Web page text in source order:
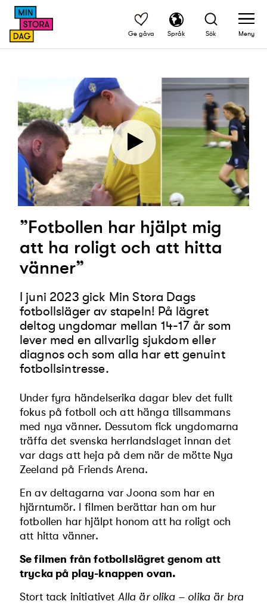
Ge gåva Språk Sök Meny
”Fotbollen har hjälpt mig
att ha roligt och att hitta
vänner”
I juni 2023 gick Min Stora Dags
fotbollsläger av stapeln! På lägret
deltog ungdomar mellan 14-17 år som
lever med en allvarlig sjukdom eller
diagnos och som alla har ett genuint
fotbollsintresse.
Under fyra händelserika dagar blev det fullt
fokus på fotboll och att hänga tillsammans
med nya vänner. Dessutom fick ungdomarna
träffa det svenska herrlandslaget innan det
var dags att heja på dem när de mötte Nya
Zeeland på Friends Arena.
En av deltagarna var Joona som har en
hjärntumör. I filmen berättar han om hur
fotbollen har hjälpt honom att ha roligt och
att hitta vänner.
Se filmen från fotbollslägret genom att
trycka på play-knappen ovan.
Stort tack initiativet Alla är olika – olika är bra